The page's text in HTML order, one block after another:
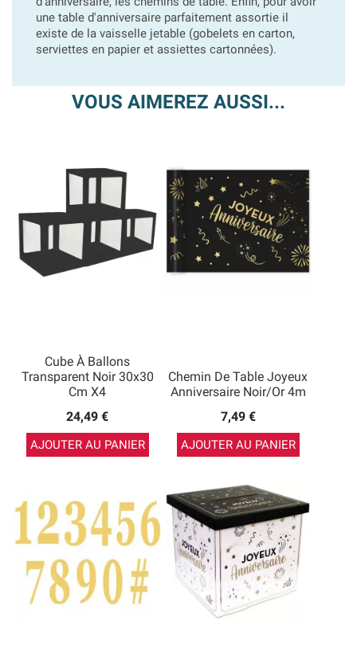
une table d'anniversaire parfaitement assortie il
existe de la vaisselle jetable (gobelets en carton,
serviettes en papier et assiettes cartonnées).
VOUS AIMEREZ AUSSI...
Cube À Ballons
Transparent Noir 30x30
Cm X4
24,49 €
AJOUTER AU PANIER
Chemin De Table Joyeux
Anniversaire Noir/Or 4m
7,49 €
AJOUTER AU PANIER